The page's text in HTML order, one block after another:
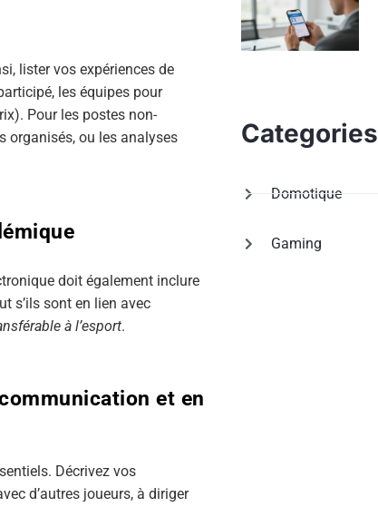
lister vos expériences de
les équipes pour
Pour les postes non-
organisés, ou les analyses
doit également inclure
s’ils sont en lien avec
à l’esport.
et en
Décrivez vos
d’autres joueurs, à diriger
Categories
Domotique
Gaming